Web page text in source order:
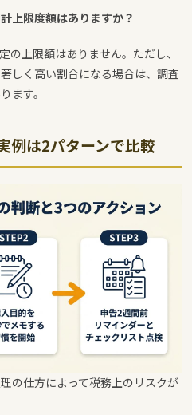
上限度額はありますか？
の上限額はありません。ただし、
しく高い割合になる場合は、調査
ます。
例は2パターンで比較
の仕方によって税務上のリスクが